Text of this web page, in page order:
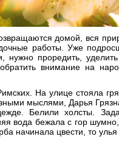
домой, вся
работы. Уже
нужно проредить,
внимание на
На улице стояла
мыслями, Дарья
Белили холсты.
вода бежала с гор
начинала цвести, то